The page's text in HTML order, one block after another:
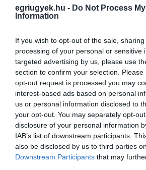
egriugyek.hu - Do Not Process
Information
If you wish to opt-out of the sale,
processing of your personal or sensitive
targeted advertising by us, please use
section to confirm your selection.
opt-out request is processed you may
interest-based ads based on personal
us or personal information disclosed to
your opt-out. You may separately opt-
disclosure of your personal information
IAB’s list of downstream participants.
also be disclosed by us to third parties
Downstream Participants that may
TOVÁBB...
A jövő iskoláit
megismerhetik
Károly
2021. május 31|
Az Eszterházy Károly
évtizedes
meghatározó,
pedagógusképzés és
fejlesztésében, a XXI.
kialakításában. ...